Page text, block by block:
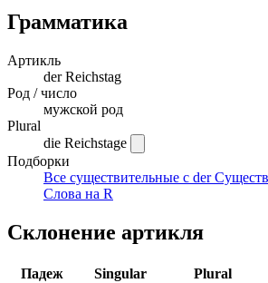
Грамматика
Артикль
derReichstag
Род / число
мужской род
Plural
die Reichstage
Подборки
Все существительные с der
Слова на R
Склонение артикля
Падеж Singular
Plural